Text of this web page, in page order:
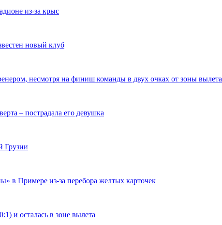
из-за крыс
новый клуб
несмотря на финиш команды в двух очках от зоны вылета
– пострадала его девушка
Грузии
в Примере из-за перебора желтых карточек
и осталась в зоне вылета